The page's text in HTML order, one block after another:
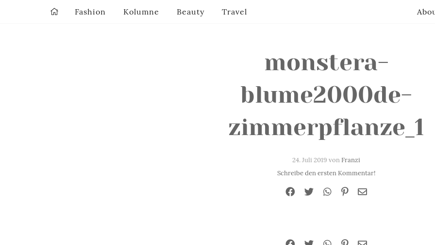
monstera-
blume2000de-
zimmerpflanze_1
24. Juli 2019 vonFranzi
Schreibe den ersten Kommentar!
Fashion Kolumne Beauty Travel